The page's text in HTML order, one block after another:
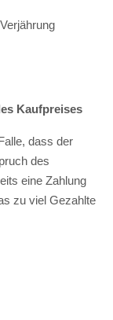
Kaufpreises
dass der
des
eine Zahlung
zu viel Gezahlte